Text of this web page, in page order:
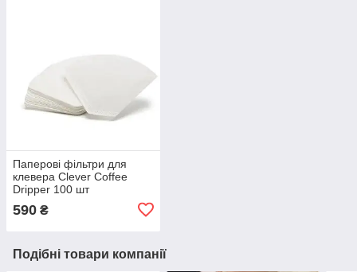
Паперові фільтри для
клевера Clever Coffee
Dripper 100 шт
590 ₴
Подібні товари компанії